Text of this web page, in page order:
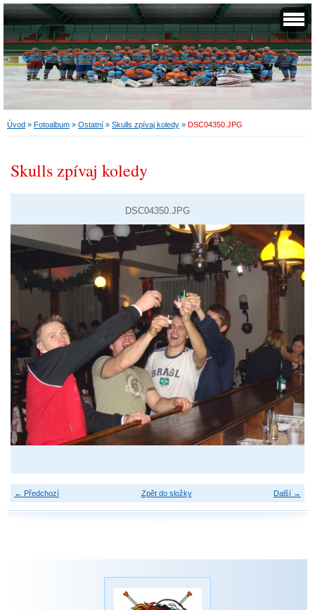
Úvod » Fotoalbum » Ostatní » Skulls zpívaj koledy » DSC04350.JPG
Skulls zpívaj koledy
DSC04350.JPG
← Předchozí Další →
Zpět do složky